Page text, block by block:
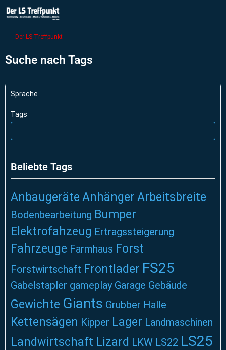
Der LS Treffpunkt
Suche nach Tags
Sprache
Tags
Beliebte Tags
Anbaugeräte Anhänger Arbeitsbreite
Bodenbearbeitung Bumper
Elektrofahzeug Ertragssteigerung
Fahrzeuge Farmhaus Forst
Forstwirtschaft Frontlader FS25
Gabelstapler gameplay Garage Gebäude
Gewichte Giants Grubber Halle
Kettensägen Kipper Lager Landmaschinen
Landwirtschaft Lizard LKW LS22 LS25